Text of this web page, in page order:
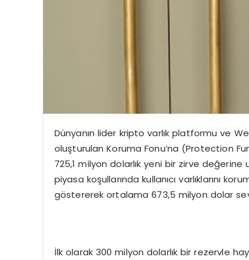
Dünyanın lider kripto varlık platformu ve
oluşturulan Koruma Fonu’na (Protection
725,1 milyon dolarlık yeni bir zirve değerine
piyasa koşullarında kullanıcı varlıklarını
göstererek ortalama 673,5 milyon dolar
İlk olarak 300 milyon dolarlık bir rezervle